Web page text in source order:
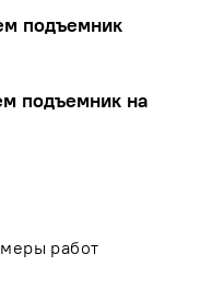
подъемник
подъемник на
работ